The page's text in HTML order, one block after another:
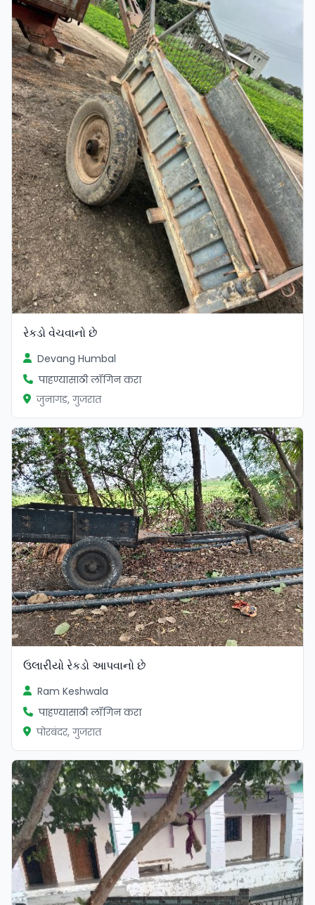
રેકડો વેચવાનો છે
Devang Humbal
पाहण्यासाठी लॉगिन करा
जुनागड, गुजरात
ઉલારીયો રેકડો આપવાનો છે
Ram Keshwala
पाहण्यासाठी लॉगिन करा
पोरबंदर, गुजरात